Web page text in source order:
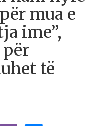
mua e
ime”,
të